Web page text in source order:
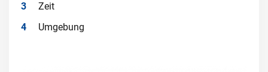
Zeit
Umgebung